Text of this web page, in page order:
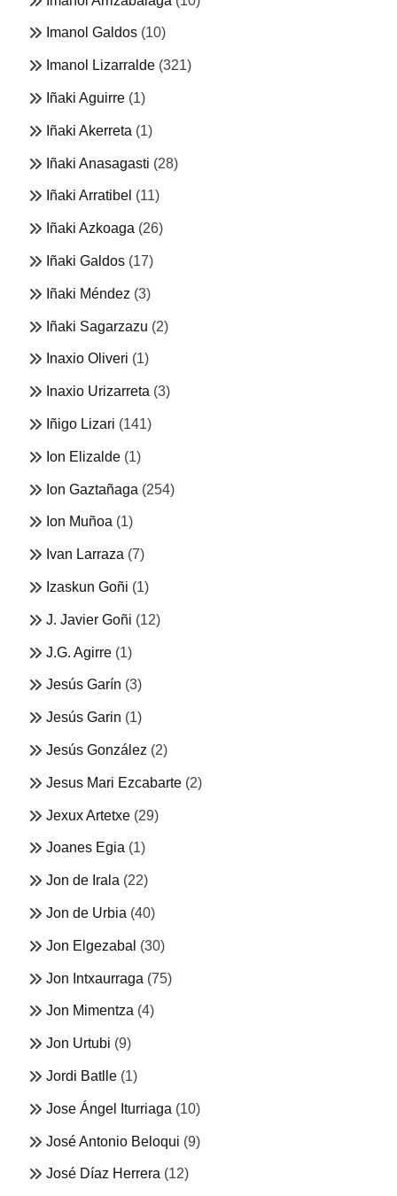
Imanol Galdos (10)
Imanol Lizarralde (321)
Iñaki Aguirre (1)
Iñaki Akerreta (1)
Iñaki Anasagasti (28)
Iñaki Arratibel (11)
Iñaki Azkoaga (26)
Iñaki Galdos (17)
Iñaki Méndez (3)
Iñaki Sagarzazu (2)
Inaxio Oliveri (1)
Inaxio Urizarreta (3)
Iñigo Lizari (141)
Ion Elizalde (1)
Ion Gaztañaga (254)
Ion Muñoa (1)
Ivan Larraza (7)
Izaskun Goñi (1)
J. Javier Goñi (12)
J.G. Agirre (1)
Jesús Garín (3)
Jesús Garin (1)
Jesús González (2)
Jesus Mari Ezcabarte (2)
Jexux Artetxe (29)
Joanes Egia (1)
Jon de Irala (22)
Jon de Urbia (40)
Jon Elgezabal (30)
Jon Intxaurraga (75)
Jon Mimentza (4)
Jon Urtubi (9)
Jordi Batlle (1)
Jose Ángel Iturriaga (10)
José Antonio Beloqui (9)
José Díaz Herrera (12)